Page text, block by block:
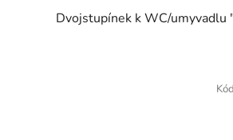
Dvojstupínek k WC/umyvadlu